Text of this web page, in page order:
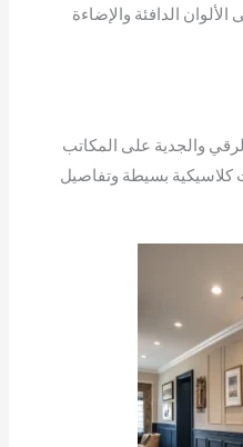
الدافئة والإضاءة
والجدية على المكاتب
كلاسيكية بسيطة وتفاصيل